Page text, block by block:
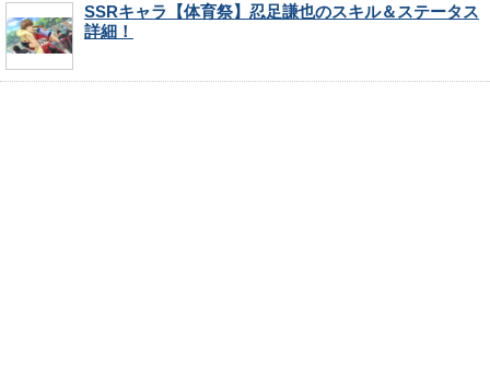
SSRキャラ【体育祭】忍足謙也のスキル＆ステータス
詳細！